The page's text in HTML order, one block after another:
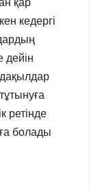
қар
кедергі
дейін
ретінде
болады